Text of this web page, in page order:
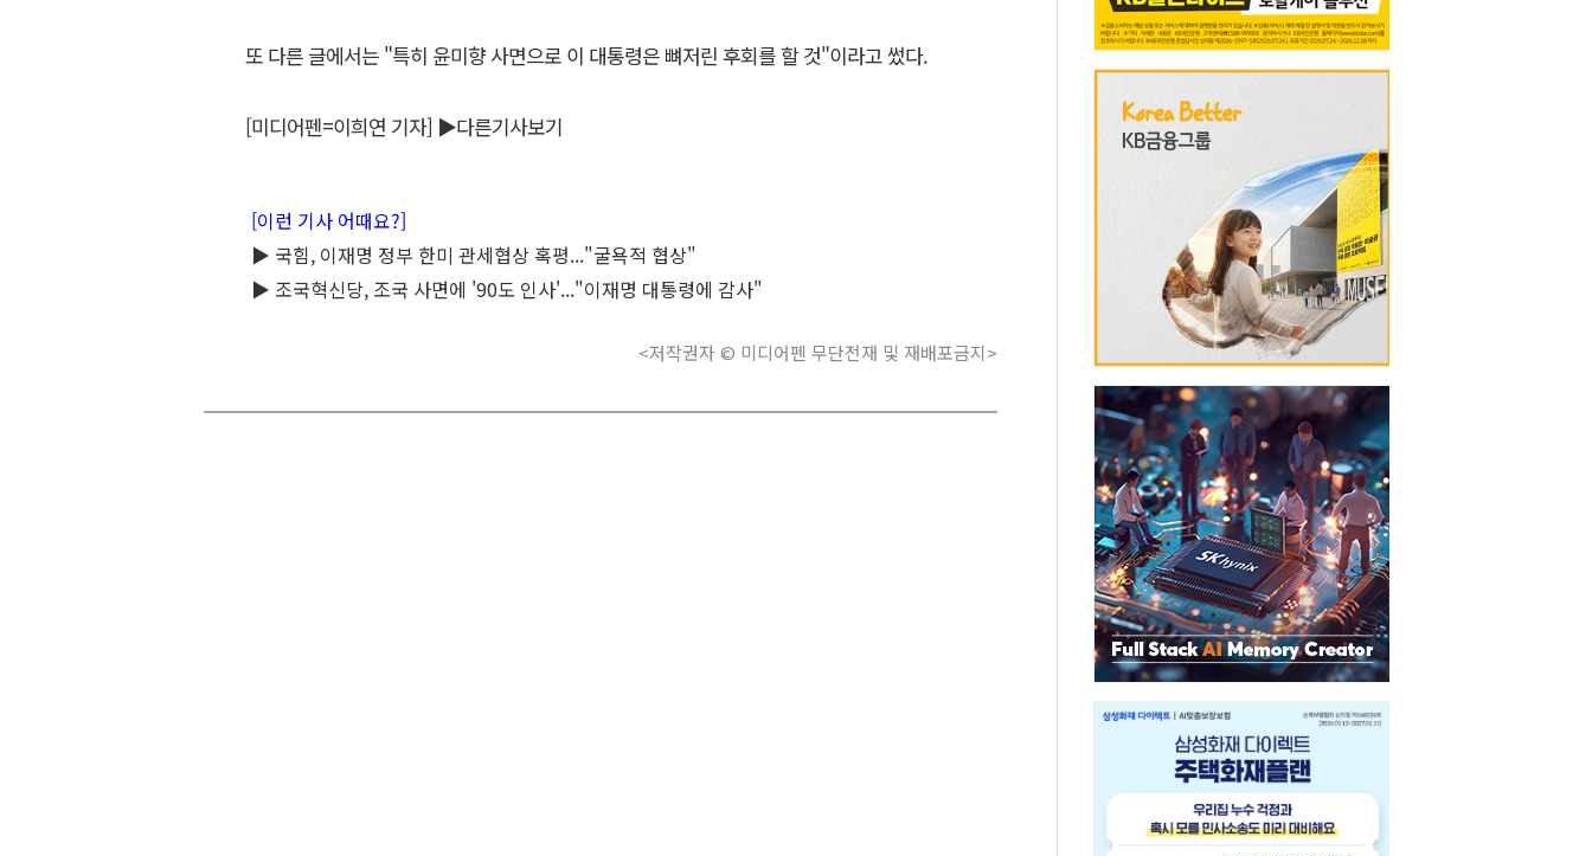
또 다른 글에서는 "특히 윤미향 사면으로 이 대통령은 뼈저린 후회를 할 것"이라고 썼다.
[미디어펜=이희연 기자] ▶다른기사보기
[이런 기사 어때요?]
▶ 국힘, 이재명 정부 한미 관세협상 혹평..."굴욕적 협상"
▶ 조국혁신당, 조국 사면에 '90도 인사'..."이재명 대통령에 감사"
<저작권자 © 미디어펜 무단전재 및 재배포금지>